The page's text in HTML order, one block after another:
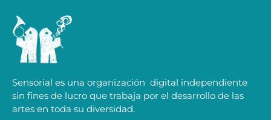
Sensorial es una organización digital independiente
sin fines de lucro que trabaja por el desarrollo de las
artes en toda su diversidad.